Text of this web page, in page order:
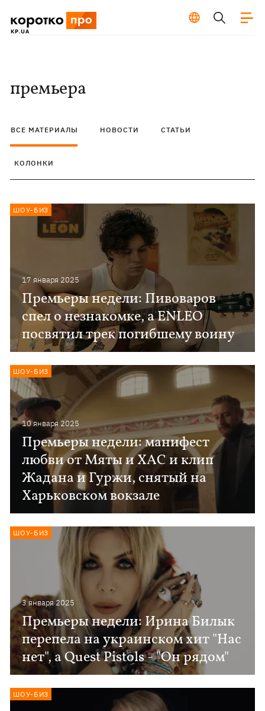
премьера
ВСЕ МАТЕРИАЛЫ НОВОСТИ СТАТЬИ
КОЛОНКИ
17 января 2025
Премьеры недели: Пивоваров
спел о незнакомке, а ENLEO
посвятил трек погибшему воину
ШОУ-БИЗ
10 января 2025
Премьеры недели: манифест
любви от Мяты и ХАС и клип
Жадана и Гуржи, снятый на
Харьковском вокзале
ШОУ-БИЗ
3 января 2025
Премьеры недели: Ирина Билык
перепела на украинском хит "Нас
нет", а Quest Pistols - "Он рядом"
ШОУ-БИЗ
ШОУ-БИЗ